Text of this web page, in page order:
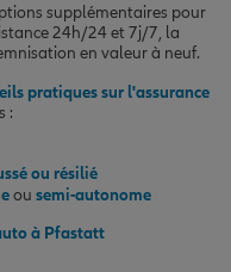
supplémentaires pour
24h/24 et 7j/7, la
en valeur à neuf.
pratiques sur l'assurance
:
ou résilié
ou semi-autonome
à Pfastatt